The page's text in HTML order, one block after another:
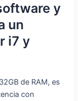
y
un
i7 y
de RAM, es
con